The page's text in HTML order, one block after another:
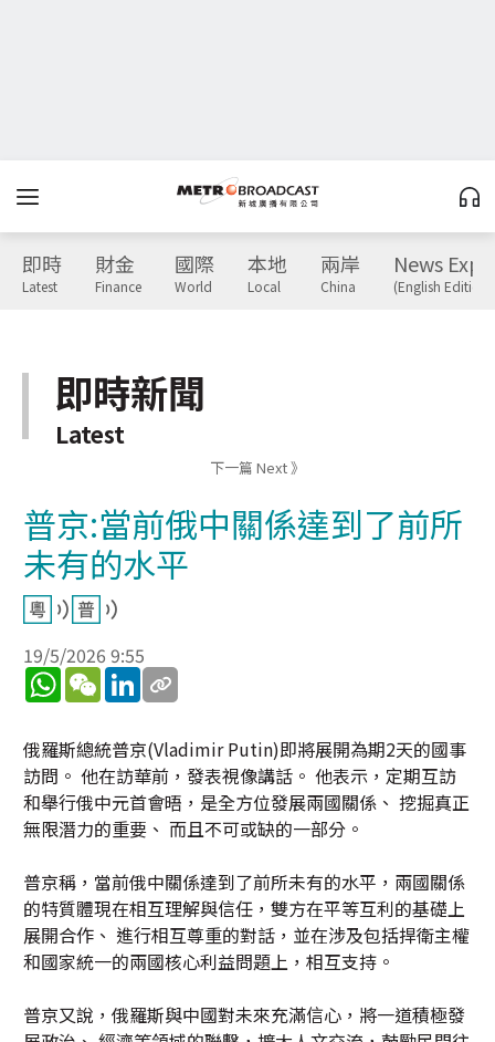
即時
Latest
財金
Finance
國際
World
本地
Local
兩岸
China
News
(English Edition)
即時新聞
Latest
下一篇 Next 》
普京:當前俄中關係達到了前所
未有的水平
19/5/2026 9:55
WhatsApp
WeChatLinkedIn
俄羅斯總統普京(Vladimir Putin)即將展開為期2天的國事
訪問。 他在訪華前，發表視像講話。 他表示，定期互訪
和舉行俄中元首會晤，是全方位發展兩國關係、 挖掘真正
無限潛力的重要、 而且不可或缺的一部分。
普京稱，當前俄中關係達到了前所未有的水平，兩國關係
的特質體現在相互理解與信任，雙方在平等互利的基礎上
展開合作、 進行相互尊重的對話，並在涉及包括捍衛主權
和國家統一的兩國核心利益問題上，相互支持。
普京又說，俄羅斯與中國對未來充滿信心，將一道積極發